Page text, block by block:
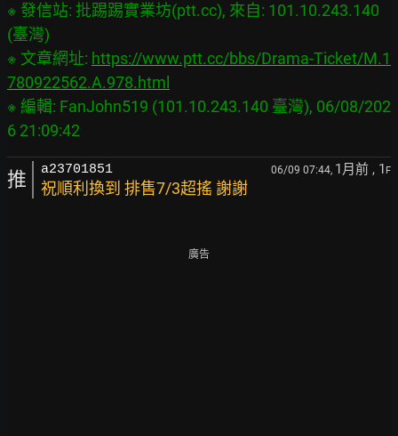
※ 發信站: 批踢踢實業坊(ptt.cc), 來自: 101.10.243.140
(臺灣)
※ 文章網址: https://www.ptt.cc/bbs/Drama-Ticket/M.1
780922562.A.978.html
※ 編輯: FanJohn519 (101.10.243.140 臺灣), 06/08/202
推 a23701851 06/09 07:44, 1月前 , 1 F
祝順利換到 排售7/3超搖 謝謝
廣告